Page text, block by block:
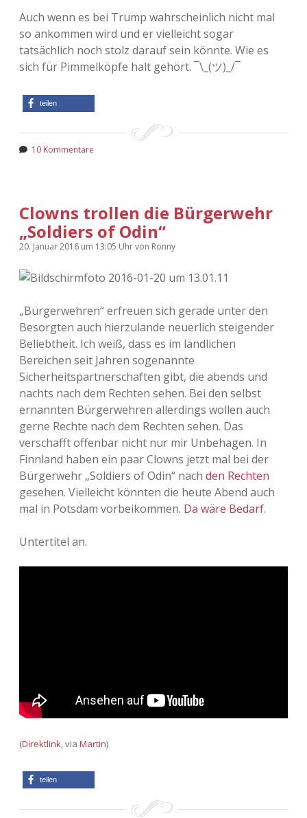
Auch wenn es bei Trump wahrscheinlich nicht mal
so ankommen wird und er vielleicht sogar
tatsächlich noch stolz darauf sein könnte. Wie es
sich für Pimmelköpfe halt gehört. ¯\_(ツ)_/¯
teilen
10 Kommentare
Clowns trollen die Bürgerwehr
„Soldiers of Odin“
20. Januar 2016 um 13:05 Uhrvon Ronny
„Bürgerwehren“ erfreuen sich gerade unter den
Besorgten auch hierzulande neuerlich steigender
Beliebtheit. Ich weiß, dass es im ländlichen
Bereichen seit Jahren sogenannte
Sicherheitspartnerschaften gibt, die abends und
nachts nach dem Rechten sehen. Bei den selbst
ernannten Bürgerwehren allerdings wollen auch
gerne Rechte nach dem Rechten sehen. Das
verschafft offenbar nicht nur mir Unbehagen. In
Finnland haben ein paar Clowns jetzt mal bei der
Bürgerwehr „Soldiers of Odin“ nach den Rechten
gesehen. Vielleicht könnten die heute Abend auch
mal in Potsdam vorbeikommen. Da wäre Bedarf.
Untertitel an.
(Direktlink, via Martin)
teilen